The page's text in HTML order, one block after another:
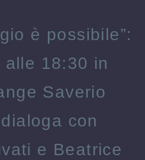
è possibile”:
18:30 in
Saverio
con
e Beatrice